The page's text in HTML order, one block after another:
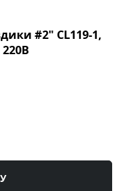
#2" CL119-1,